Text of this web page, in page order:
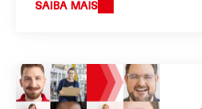
SAIBA MAIS